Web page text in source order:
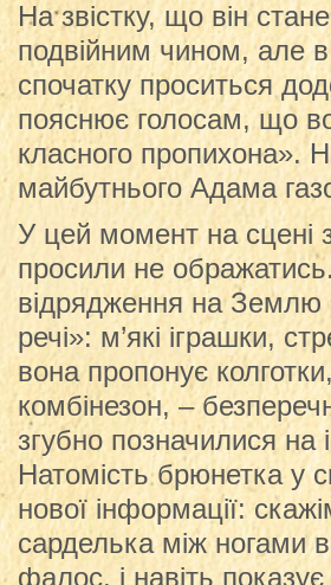
На звістку, що він
подвійним чином, але
спочатку проситься
пояснює голосам, що
класного пропихона».
майбутнього Адама
У цей момент на сцені
просили не
відрядження на Землю
речі»: м’які іграшки,
вона пропонує
комбінезон, –
згубно позначилися на
Натомість брюнетка у
нової інформації:
сарделька між ногами
фалос, і навіть показує